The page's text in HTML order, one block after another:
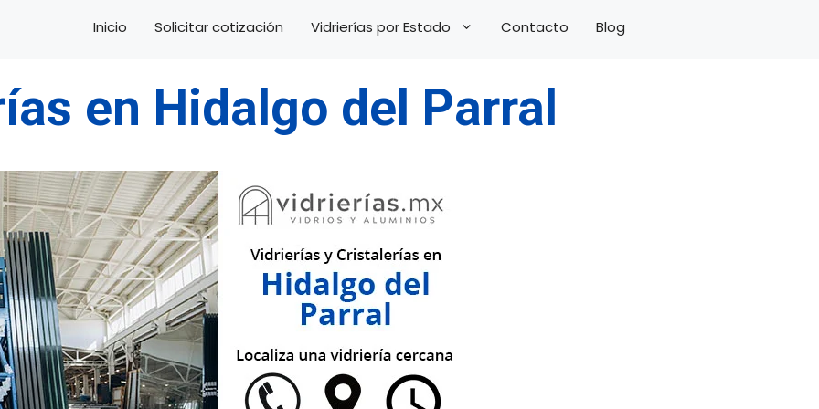
Inicio Solicitar cotización Vidrierías por Estado Contacto Blog
en Hidalgo del Parral